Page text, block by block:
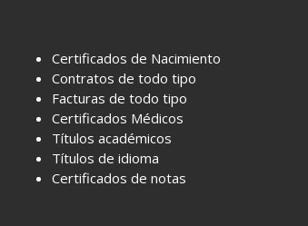
Certificados de Nacimiento
Contratos de todo tipo
Facturas de todo tipo
Certificados Médicos
Títulos académicos
Títulos de idioma
Certificados de notas